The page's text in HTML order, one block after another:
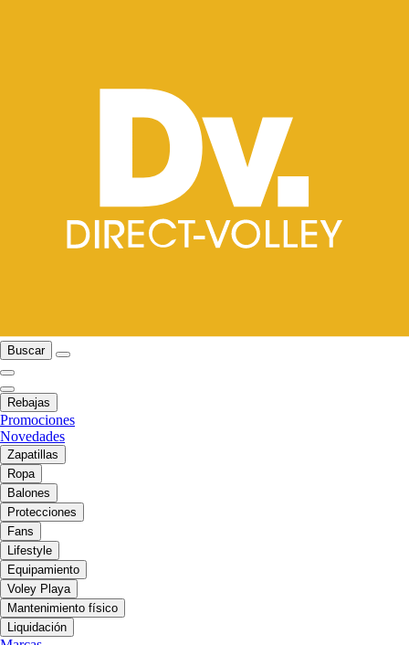
Buscar
Rebajas
Promociones
Novedades
Zapatillas
Ropa
Balones
Protecciones
Fans
Lifestyle
Equipamiento
Voley Playa
Mantenimiento físico
Liquidación